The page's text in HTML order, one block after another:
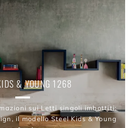
& YOUNG 1268
sui Letti singoli imbottiti:
il modello Steel Kids & Young